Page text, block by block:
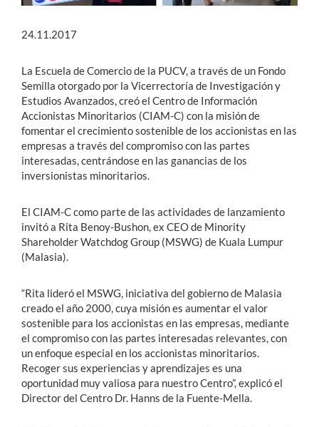
24.11.2017
La Escuela de Comercio de la PUCV, a través de un Fondo
Semilla otorgado por la Vicerrectoría de Investigación y
Estudios Avanzados, creó el Centro de Información
Accionistas Minoritarios (CIAM-C) con la misión de
fomentar el crecimiento sostenible de los accionistas en las
empresas a través del compromiso con las partes
interesadas, centrándose en las ganancias de los
inversionistas minoritarios.
El CIAM-C como parte de las actividades de lanzamiento
invitó a Rita Benoy-Bushon, ex CEO de Minority
Shareholder Watchdog Group (MSWG) de Kuala Lumpur
(Malasia).
“Rita lideró el MSWG, iniciativa del gobierno de Malasia
creado el año 2000, cuya misión es aumentar el valor
sostenible para los accionistas en las empresas, mediante
el compromiso con las partes interesadas relevantes, con
un enfoque especial en los accionistas minoritarios.
Recoger sus experiencias y aprendizajes es una
oportunidad muy valiosa para nuestro Centro”, explicó el
Director del Centro Dr. Hanns de la Fuente-Mella.